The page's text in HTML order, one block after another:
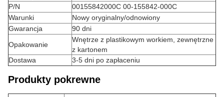
P/N
00155842000C 00-155842-000C
Warunki
Nowy oryginalny/odnowiony
Gwarancja
90 dni
Opakowanie
Wnętrze z plastikowym workiem, zewnętrzne
z kartonem
Dostawa
3-5 dni po zapłaceniu
Produkty pokrewne